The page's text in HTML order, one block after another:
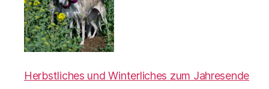
Herbstliches und Winterliches zum Jahresende